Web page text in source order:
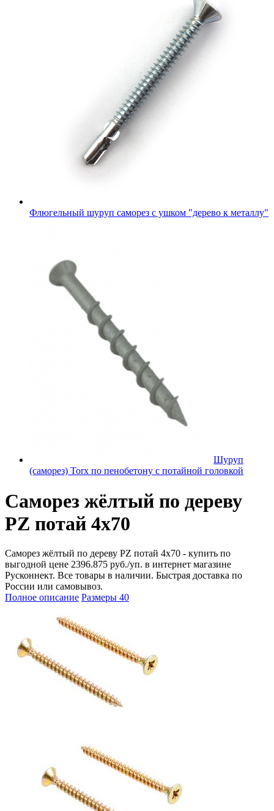
Флюгельный шуруп саморез с ушком "дерево к металлу"
Шуруп
(саморез) Torx по пенобетону с потайной головкой
Саморез жёлтый по дереву
PZ потай 4х70
Саморез жёлтый по дереву PZ потай 4х70 - купить по
выгодной цене 2396.875 руб./уп. в интернет магазине
Русконнект. Все товары в наличии. Быстрая доставка по
России или самовывоз.
Полное описание Размеры 40